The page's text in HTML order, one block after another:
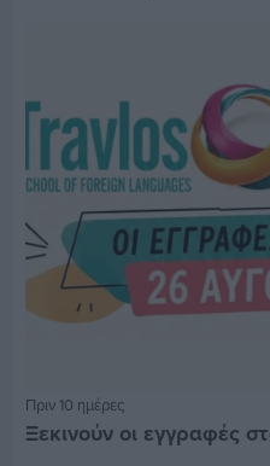
Πριν 10 ημέρες
Ξεκινούν οι εγγραφές